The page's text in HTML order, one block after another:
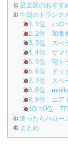
1. 足立区のおすす
2.牛田のトランク
2.1. 1位 ハロ
2.2. 2位 加瀬
2.3. 3位 スペ
2.4. 4位 サマ
2.5. 5位 宅ト
2.6. 6位 ドッ
2.7. 7位 スペ
2.8. 8位
2.9. 9位 エア
2.10. 10位
3.迷ったらハロー
4. まとめ